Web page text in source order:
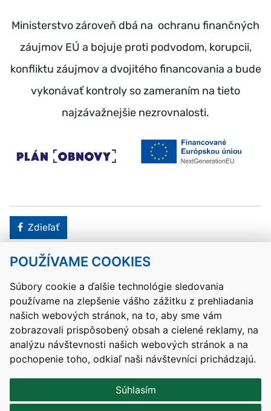
POUŽÍVAME COOKIES
Súbory cookie a ďalšie technológie sledovania
používame na zlepšenie vášho zážitku z prehliadania
našich webových stránok, na to, aby sme vám
zobrazovali prispôsobený obsah a cielené reklamy, na
analýzu návštevnosti našich webových stránok a na
pochopenie toho, odkiaľ naši návštevníci prichádzajú.
Súhlasím
Ministerstvo zároveň dbá na ochranu finančných
záujmov EÚ a bojuje proti podvodom, korupcii,
konfliktu záujmov a dvojitého financovania a bude
vykonávať kontroly so zameraním na tieto
najzávažnejšie nezrovnalosti.
Facebook
Zdieľať
Kontakty Mapa stránky RSS
Vyhlásenie o prístupnosti
Nastavenia cookies
Prevádzkovateľom služby je Ministerstvo školstva, výskumu,
vývoja a mládeže Slovenskej republiky.